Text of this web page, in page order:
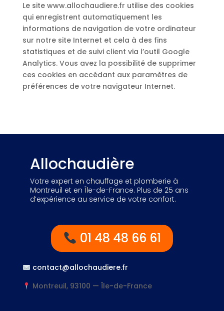
Le site www.allochaudiere.fr utilise des cookies
qui enregistrent automatiquement les
informations de navigation de votre ordinateur
sur notre site Internet et cela à des fins
statistiques et de suivi client via l’outil Google
Analytics. Vous avez la possibilité de supprimer
ces cookies en accédant aux paramètres de
préférences de votre navigateur Internet.
Allochaudière
Votre expert en chauffage et plomberie à
Montreuil et en Île-de-France. Plus de 25 ans
d’expérience au service de votre confort.
01 48 48 66 61
contact@allochaudiere.fr
Montreuil, 93100 — Île-de-France